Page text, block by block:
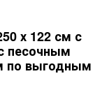
х 122 см с
песочным
по выгодным